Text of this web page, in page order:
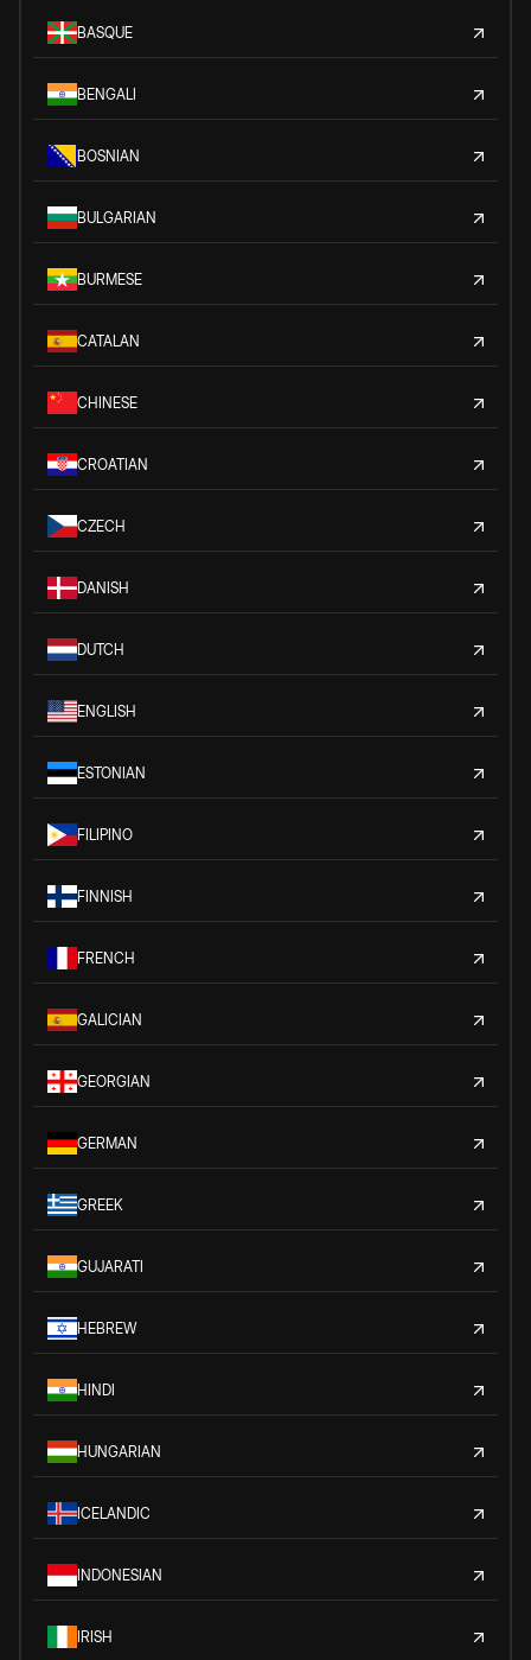
BASQUE
BENGALI
BOSNIAN
BULGARIAN
BURMESE
CATALAN
CHINESE
CROATIAN
CZECH
DANISH
DUTCH
ENGLISH
ESTONIAN
FILIPINO
FINNISH
FRENCH
GALICIAN
GEORGIAN
GERMAN
GREEK
GUJARATI
HEBREW
HINDI
HUNGARIAN
ICELANDIC
INDONESIAN
IRISH